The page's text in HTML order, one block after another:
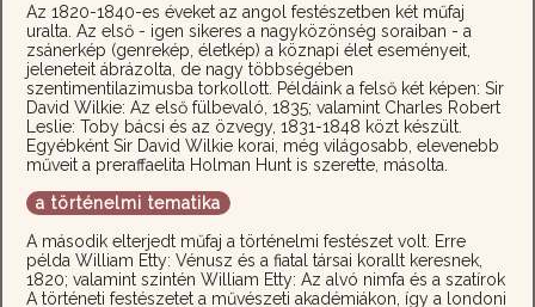
Az 1820-1840-es éveket az angol festészetben két műfaj
uralta. Az első - igen sikeres a nagyközönség soraiban - a
zsánerkép (genrekép, életkép) a köznapi élet eseményeit,
jeleneteit ábrázolta, de nagy többségében
szentimentilazimusba torkollott. Példáink a felső két képen: Sir
David Wilkie: Az első fülbevaló, 1835; valamint Charles Robert
Leslie: Toby bácsi és az özvegy, 1831-1848 közt készült.
Egyébként Sir David Wilkie korai, még világosabb, elevenebb
műveit a preraffaelita Holman Hunt is szerette, másolta.
a történelmi tematika
A második elterjedt műfaj a történelmi festészet volt. Erre
példa William Etty: Vénusz és a fiatal társai korallt keresnek,
1820; valamint szintén William Etty: Az alvó nimfa és a szatírok
A történeti festészetet a művészeti akadémiákon, így a londoni